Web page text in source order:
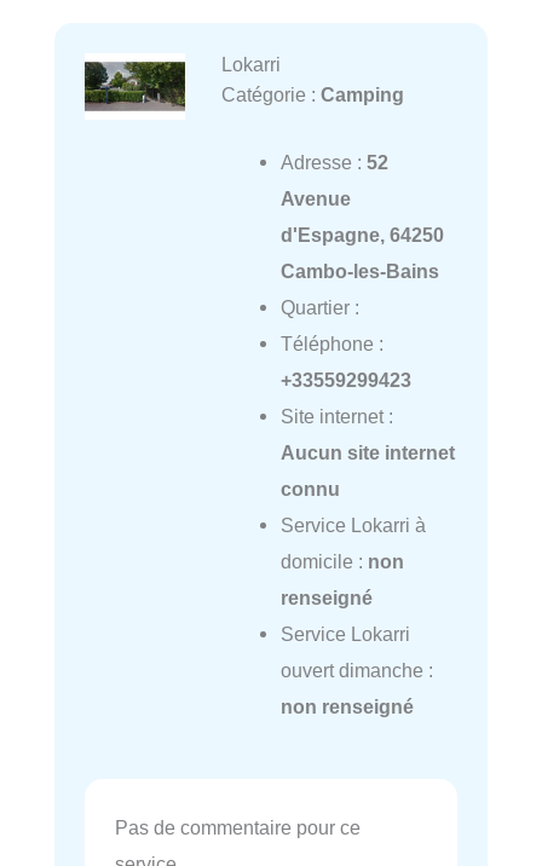
Lokarri
Catégorie : Camping
Adresse : 52
Avenue
d'Espagne, 64250
Cambo-les-Bains
Quartier :
Téléphone :
+33559299423
Site internet :
Aucun site internet
connu
Service Lokarri à
domicile : non
renseigné
Service Lokarri
ouvert dimanche :
non renseigné
Pas de commentaire pour ce